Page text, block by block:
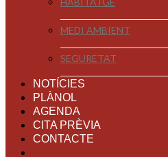
MEDI AMBIENT
SEGURETAT
NOTÍCIES
PLÀNOL
AGENDA
CITA PRÈVIA
CONTACTE